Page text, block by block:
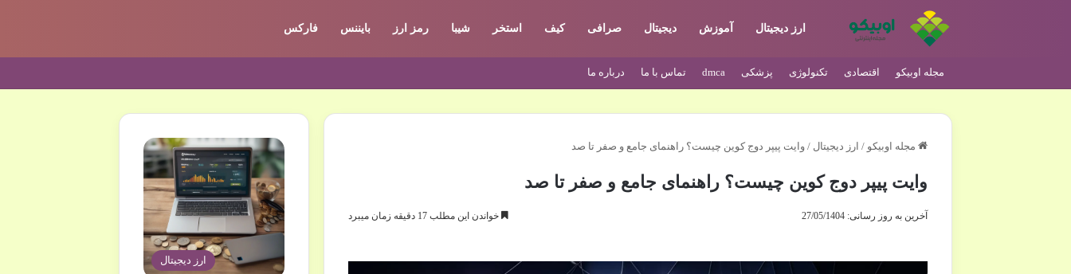
ارز دیجیتال آموزش دیجیتال صرافی کیف استخر شیبا رمز ارز بایننس فارکس
مجله اوبیکو اقتصادی تکنولوژی پزشکی dmca تماس با ما درباره ما
مجله اوبیکو / ارز دیجیتال / وایت پیپر دوج کوین چیست؟ راهنمای جامع و صفر تا صد
وایت پیپر دوج کوین چیست؟ راهنمای جامع و صفر تا صد
آخرین به روز رسانی: 27/05/1404 خواندن این مطلب 17 دقیقه زمان میبرد
ارز دیجیتال